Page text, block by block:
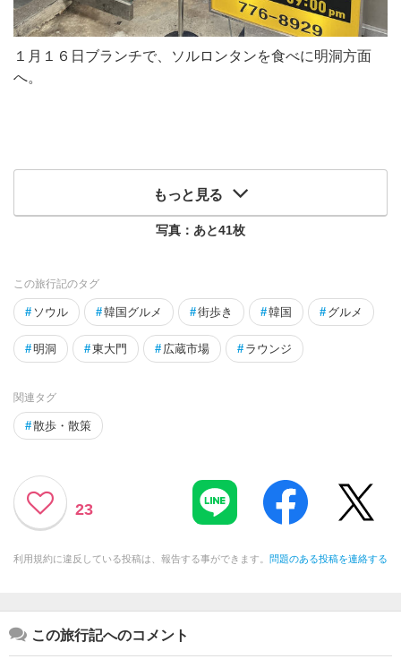
１月１６日ブランチで、ソルロンタンを食べに明洞方面
へ。
もっと見る
写真：あと41枚
この旅行記のタグ
# ソウル #韓国グルメ #街歩き #韓国 # グルメ
#明洞 #東大門 # 広蔵市場 # ラウンジ
関連タグ
#散歩・散策
23
利用規約に違反している投稿は、報告する事ができます。 問題のある投稿を連絡する
この旅行記へのコメント